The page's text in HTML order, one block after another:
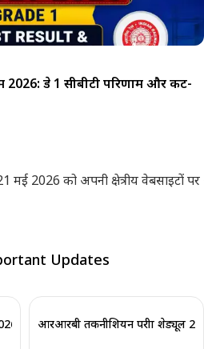
ग्रेड 1 सीबीटी परिणाम और कट-
21 मई 2026 को अपनी क्षेत्रीय
Updates
(घोषित) ग्रेड 1 व 3 हेतु: 6565 रिक्तियाँ
आरआरबी तकनीशियन परीक्षा शेड्यूल